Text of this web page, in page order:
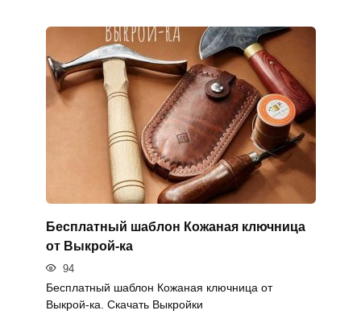
Бесплатный шаблон Кожаная ключница
от Выкрой-ка
94
Бесплатный шаблон Кожаная ключница от
Выкрой-ка. Скачать Выкройки